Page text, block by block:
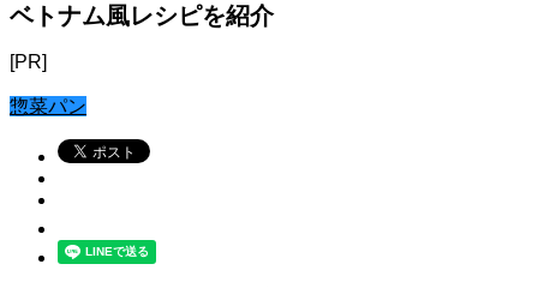
ベトナム風レシピを紹介
[PR]
惣菜パン